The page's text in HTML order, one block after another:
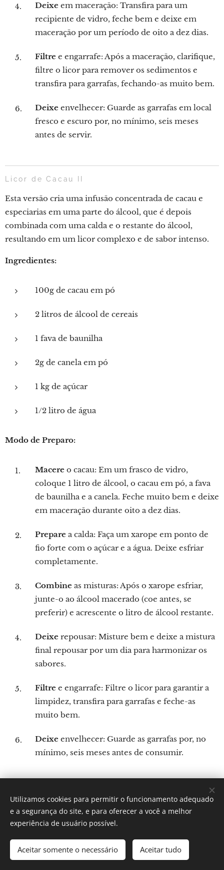
Deixe em maceração: Transfira para um
recipiente de vidro, feche bem e deixe em
maceração por um período de oito a dez dias.
Filtre e engarrafe: Após a maceração, clarifique,
filtre o licor para remover os sedimentos e
transfira para garrafas, fechando-as muito bem.
Deixe envelhecer: Guarde as garrafas em local
fresco e escuro por, no mínimo, seis meses
antes de servir.
Licor de Cacau II
Esta versão cria uma infusão concentrada de cacau e
especiarias em uma parte do álcool, que é depois
combinada com uma calda e o restante do álcool,
resultando em um licor complexo e de sabor intenso.
Ingredientes:
100g de cacau em pó
2 litros de álcool de cereais
1 fava de baunilha
2g de canela em pó
1 kg de açúcar
1/2 litro de água
Modo de Preparo:
Macere o cacau: Em um frasco de vidro,
coloque 1 litro de álcool, o cacau em pó, a fava
de baunilha e a canela. Feche muito bem e deixe
em maceração durante oito a dez dias.
Prepare a calda: Faça um xarope em ponto de
fio forte com o açúcar e a água. Deixe esfriar
completamente.
Combine as misturas: Após o xarope esfriar,
junte-o ao álcool macerado (coe antes, se
preferir) e acrescente o litro de álcool restante.
Deixe repousar: Misture bem e deixe a mistura
final repousar por um dia para harmonizar os
sabores.
Filtre e engarrafe: Filtre o licor para garantir a
limpidez, transfira para garrafas e feche-as
muito bem.
Deixe envelhecer: Guarde as garrafas por, no
mínimo, seis meses antes de consumir.
Por: Verônica Silveira Nicoletti
Instagram: Gastronomundo.receitas
Idiomas
Português brasileiro
Utilizamos cookies para permitir o funcionamento adequado
e a segurança do site, e para oferecer a você a melhor
experiência de usuário possível.
Aceitar somente o necessário Aceitar tudo